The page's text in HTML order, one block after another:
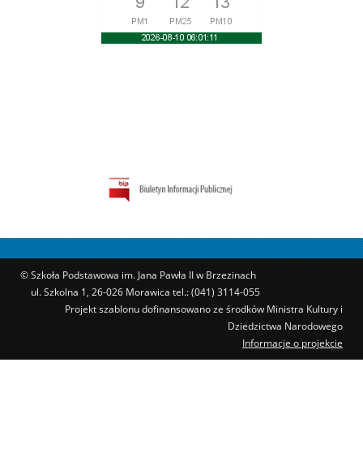
© Szkoła Podstawowa im. Jana Pawła II w Brzezinach
ul. Szkolna 1, 26-026 Morawica tel.: (041) 3114-055
Projekt szablonu dofinansowano ze środków Ministra Kultury i
Dziedzictwa Narodowego
Informacje o projekcie